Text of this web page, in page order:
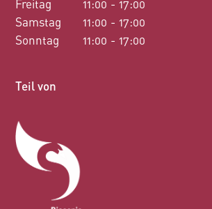
Freitag
Samstag
Sonntag
11:00 - 17:00
11:00 - 17:00
11:00 - 17:00
Teil von